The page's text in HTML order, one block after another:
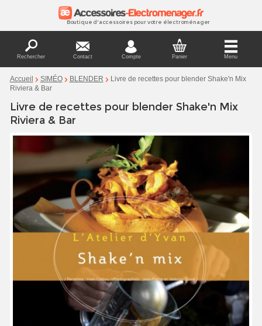
Boutique d'accessoires pour votre électroménager
Rechercher Contact Compte Panier Menu
Accueil SIMÉO BLENDER
Livre de recettes pour blender Shake'n Mix
Riviera & Bar
Livre de recettes pour blender Shake'n Mix
Riviera & Bar